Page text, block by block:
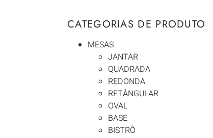
CATEGORIAS DE PRODUTO
MESAS
JANTAR
QUADRADA
REDONDA
RETÂNGULAR
OVAL
BASE
BISTRÔ